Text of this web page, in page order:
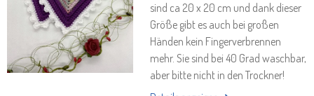
sind ca 20 x 20 cm und dank dieser
Größe gibt es auch bei großen
Händen kein Fingerverbrennen
mehr. Sie sind bei 40 Grad waschbar,
aber bitte nicht in den Trockner!